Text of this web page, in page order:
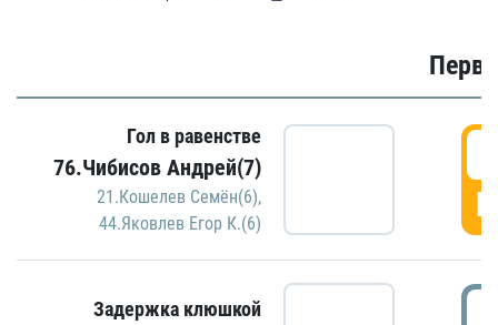
Гол в равенстве
76.Чибисов Андрей(7)
21.Кошелев Семён(6),
44.Яковлев Егор К.(6)
Задержка клюшкой